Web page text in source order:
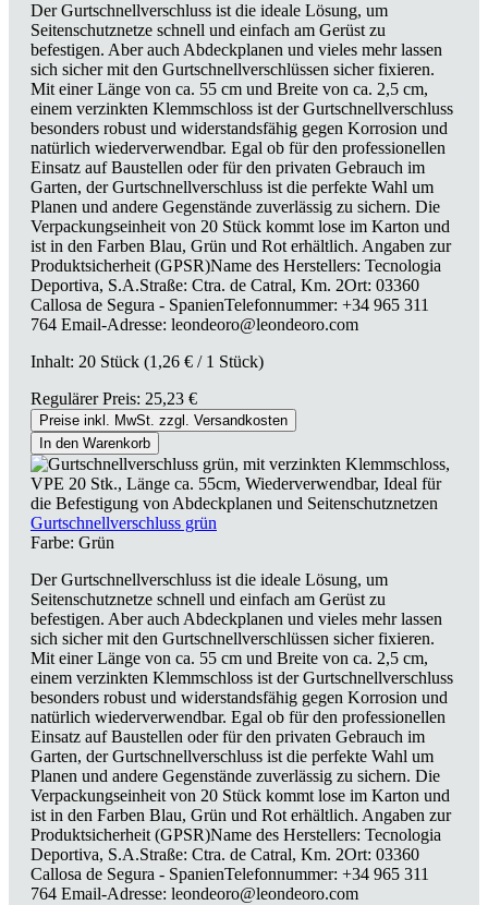
Der Gurtschnellverschluss ist die ideale Lösung, um
Seitenschutznetze schnell und einfach am Gerüst zu
befestigen. Aber auch Abdeckplanen und vieles mehr lassen
sich sicher mit den Gurtschnellverschlüssen sicher fixieren.
Mit einer Länge von ca. 55 cm und Breite von ca. 2,5 cm,
einem verzinkten Klemmschloss ist der Gurtschnellverschluss
besonders robust und widerstandsfähig gegen Korrosion und
natürlich wiederverwendbar. Egal ob für den professionellen
Einsatz auf Baustellen oder für den privaten Gebrauch im
Garten, der Gurtschnellverschluss ist die perfekte Wahl um
Planen und andere Gegenstände zuverlässig zu sichern. Die
Verpackungseinheit von 20 Stück kommt lose im Karton und
ist in den Farben Blau, Grün und Rot erhältlich. Angaben zur
Produktsicherheit (GPSR)Name des Herstellers: Tecnologia
Deportiva, S.A.Straße: Ctra. de Catral, Km. 2Ort: 03360
Callosa de Segura - SpanienTelefonnummer: +34 965 311
764 Email-Adresse: leondeoro@leondeoro.com
Inhalt: 20 Stück (1,26 € / 1 Stück)
Regulärer Preis: 25,23 €
Preise inkl. MwSt. zzgl. Versandkosten
In den Warenkorb
Gurtschnellverschluss grün
Farbe: Grün
Der Gurtschnellverschluss ist die ideale Lösung, um
Seitenschutznetze schnell und einfach am Gerüst zu
befestigen. Aber auch Abdeckplanen und vieles mehr lassen
sich sicher mit den Gurtschnellverschlüssen sicher fixieren.
Mit einer Länge von ca. 55 cm und Breite von ca. 2,5 cm,
einem verzinkten Klemmschloss ist der Gurtschnellverschluss
besonders robust und widerstandsfähig gegen Korrosion und
natürlich wiederverwendbar. Egal ob für den professionellen
Einsatz auf Baustellen oder für den privaten Gebrauch im
Garten, der Gurtschnellverschluss ist die perfekte Wahl um
Planen und andere Gegenstände zuverlässig zu sichern. Die
Verpackungseinheit von 20 Stück kommt lose im Karton und
ist in den Farben Blau, Grün und Rot erhältlich. Angaben zur
Produktsicherheit (GPSR)Name des Herstellers: Tecnologia
Deportiva, S.A.Straße: Ctra. de Catral, Km. 2Ort: 03360
Callosa de Segura - SpanienTelefonnummer: +34 965 311
764 Email-Adresse: leondeoro@leondeoro.com